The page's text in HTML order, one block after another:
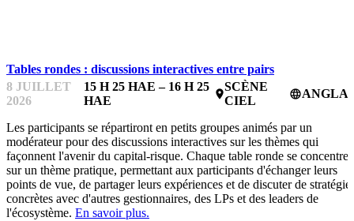
Tables rondes : discussions interactives entre pairs
8 JUILLET
2026
15 H 25 HAE – 16 H 25
HAE
place
SCÈNE
CIEL
language
Les participants se répartiront en petits groupes animés par un
modérateur pour des discussions interactives sur les thèmes qui
façonnent l'avenir du capital-risque. Chaque table ronde se
sur un thème pratique, permettant aux participants d'échanger leurs
points de vue, de partager leurs expériences et de discuter de
concrètes avec d'autres gestionnaires, des LPs et des leaders de
l'écosystème. En savoir plus.